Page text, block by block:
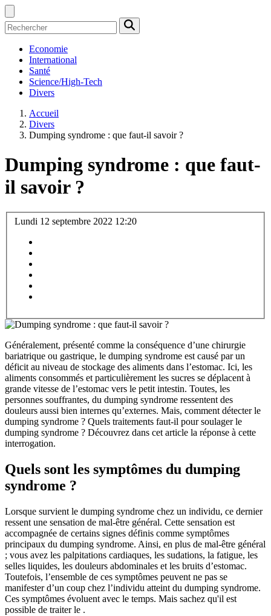
Economie
International
Santé
Science/High-Tech
Divers
Accueil
Divers
Dumping syndrome : que faut-il savoir ?
Dumping syndrome : que faut-
il savoir ?
Lundi 12 septembre 2022 12:20
Généralement, présenté comme la conséquence d’une chirurgie
bariatrique ou gastrique, le dumping syndrome est causé par un
déficit au niveau de stockage des aliments dans l’estomac. Ici, les
aliments consommés et particulièrement les sucres se déplacent à
grande vitesse de l’estomac vers le petit intestin. Toutes, les
personnes souffrantes, du dumping syndrome ressentent des
douleurs aussi bien internes qu’externes. Mais, comment détecter le
dumping syndrome ? Quels traitements faut-il pour soulager le
dumping syndrome ? Découvrez dans cet article la réponse à cette
interrogation.
Quels sont les symptômes du dumping
syndrome ?
Lorsque survient le dumping syndrome chez un individu, ce dernier
ressent une sensation de mal-être général. Cette sensation est
accompagnée de certains signes définis comme symptômes
principaux du dumping syndrome. Ainsi, en plus de mal-être général
; vous avez les palpitations cardiaques, les sudations, la fatigue, les
selles liquides, les douleurs abdominales et les bruits d’estomac.
Toutefois, l’ensemble de ces symptômes peuvent ne pas se
manifester d’un coup chez l’individu atteint du dumping syndrome.
Ces symptômes évoluent avec le temps. Mais sachez qu'il est
possible de traiter le .